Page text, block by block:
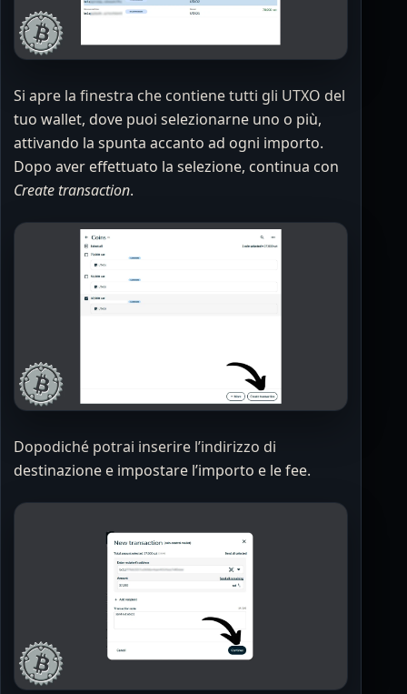
Si apre la finestra che contiene tutti gli UTXO del
tuo wallet, dove puoi selezionarne uno o più,
attivando la spunta accanto ad ogni importo.
Dopo aver effettuato la selezione, continua con
Create transaction.
Dopodiché potrai inserire l’indirizzo di
destinazione e impostare l’importo e le fee.